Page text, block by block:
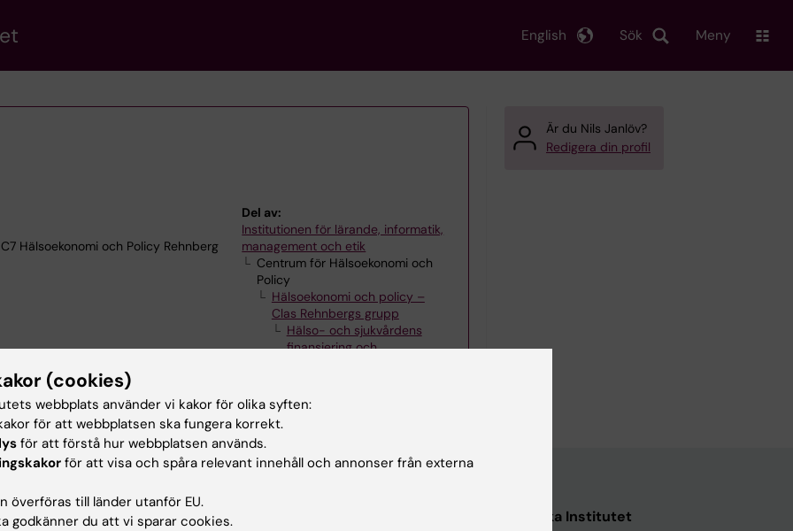
Sök
English Meny
Hälsoekonomi och Policy Rehnberg
Del av:
Institutionen för lärande, informatik,
management och etik
Centrum för Hälsoekonomi och
Policy
Hälsoekonomi och policy –
Clas Rehnbergs grupp
Hälso- och sjukvårdens
finansiering och
Är du Nils Janlöv?
Redigera din profil
Kontakta och besök KI
Karolinska Institutet
(cookies)
webbplats använder vi kakor för olika syften:
för att webbplatsen ska fungera korrekt.
för att förstå hur webbplatsen används.
för att visa och spåra relevant innehåll och annonser från externa
överföras till länder utanför EU.
godkänner du att vi sparar cookies.